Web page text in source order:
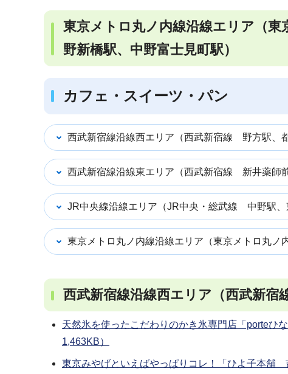
東京メトロ丸ノ内線沿線エリア（
野新橋駅、中野富士見町駅）
カフェ・スイーツ・パン
西武新宿線沿線西エリア（西武新宿線 野方駅、
西武新宿線沿線東エリア（西武新宿線 新井薬師
JR中央線沿線エリア（JR中央・総武線 中野駅、
東京メトロ丸ノ内線沿線エリア（東京メトロ丸
西武新宿線沿線西エリア（西武新宿
天然氷を使ったこだわりのかき氷専門店「porte
1,463KB）
東京みやげといえばやっぱりコレ！「ひよ子本